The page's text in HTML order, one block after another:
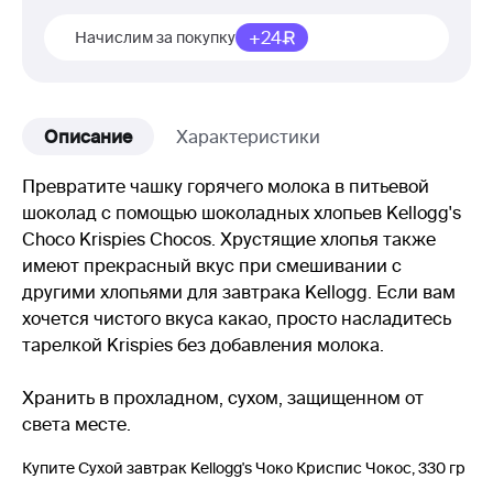
Начислим за покупку +24
Описание Характеристики
Превратите чашку горячего молока в питьевой
шоколад с помощью шоколадных хлопьев Kellogg's
Choco Krispies Chocos. Хрустящие хлопья также
имеют прекрасный вкус при смешивании с
другими хлопьями для завтрака Kellogg. Если вам
хочется чистого вкуса какао, просто насладитесь
тарелкой Krispies без добавления молока.
Хранить в прохладном, сухом, защищенном от
света месте.
Купите Сухой завтрак Kellogg's Чоко Криспис Чокос, 330 гр